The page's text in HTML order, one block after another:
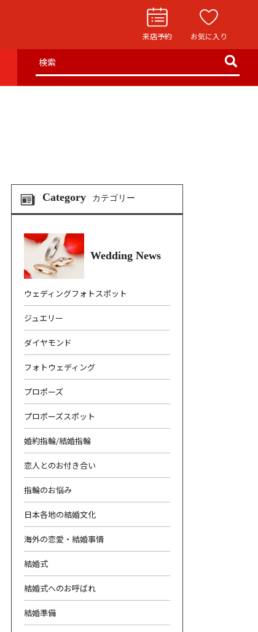
来店予約 お気に入り
お役立ち記事
フェア・ニュース
ブログ・お客様の声
カタログ請求
プライバシーポリシー
検索
Category カテゴリー
Wedding News
ウェディングフォトスポット
ジュエリー
ダイヤモンド
フォトウェディング
プロポーズ
プロポーズスポット
婚約指輪/結婚指輪
恋人とのお付き合い
指輪のお悩み
日本各地の結婚文化
海外の恋愛・結婚事情
結婚式
結婚式へのお呼ばれ
結婚準備